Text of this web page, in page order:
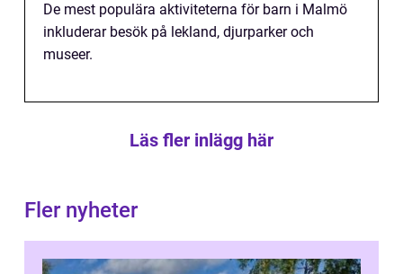
De mest populära aktiviteterna för barn i Malmö
inkluderar besök på lekland, djurparker och
museer.
Läs fler inlägg här
Fler nyheter